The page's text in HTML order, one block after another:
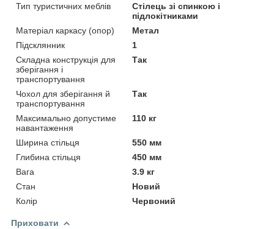
Тип туристичних меблів
Стілець зі спинкою і
підлокітниками
Матеріал каркасу (опор)
Метал
Підсклянник
1
Складна конструкція для
зберігання і
транспортування
Так
Чохол для зберігання й
транспортування
Так
Максимально допустиме
навантаження
110 кг
Ширина стільця
550 мм
Глибина стільця
450 мм
Вага
3.9 кг
Стан
Новий
Колір
Червоний
Приховати